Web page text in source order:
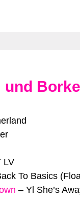
und Borke
LV
To Basics
– Yl She’s